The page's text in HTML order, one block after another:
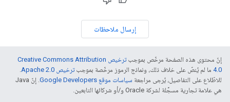
إرسال ملاحظات
إنّ محتوى هذه الصفحة مرخّص بموجب
ترخيص Creative Commons Attribution
4.0‏ ما لم يُنصّ على خلاف ذلك، ونماذج الرموز مرخّصة بموجبترخيص Apache 2.0‏
.
للاطّلاع على التفاصيل، يُرجى مراجعة سياسات موقع Google Developers‏
. إنّ Java
هي علامة تجارية مسجَّلة لشركة Oracle و/أو شركائها التابعين.